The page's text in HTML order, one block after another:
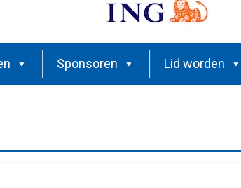
Sponsoren Lid worden